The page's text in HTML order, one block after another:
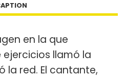
en la que
llamó la
la red. El cantante,